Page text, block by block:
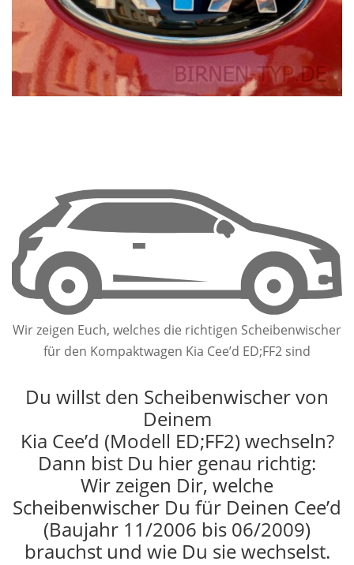
Wir zeigen Euch, welches die richtigen Scheibenwischer
für den Kompaktwagen Kia Cee’d ED;FF2 sind
Du willst den Scheibenwischer von
Deinem
Kia Cee’d (Modell ED;FF2) wechseln?
Dann bist Du hier genau richtig:
Wir zeigen Dir, welche
Scheibenwischer Du für Deinen Cee’d
(Baujahr 11/2006 bis 06/2009)
brauchst und wie Du sie wechselst.